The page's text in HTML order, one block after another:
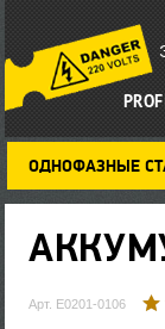
ОДНОФАЗНЫЕ
Арт. Е0201-0106